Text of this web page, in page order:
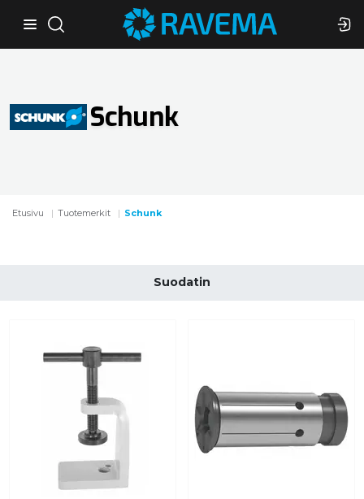
Etusivu Tuotemerkit Schunk
Schunk
Suodatin